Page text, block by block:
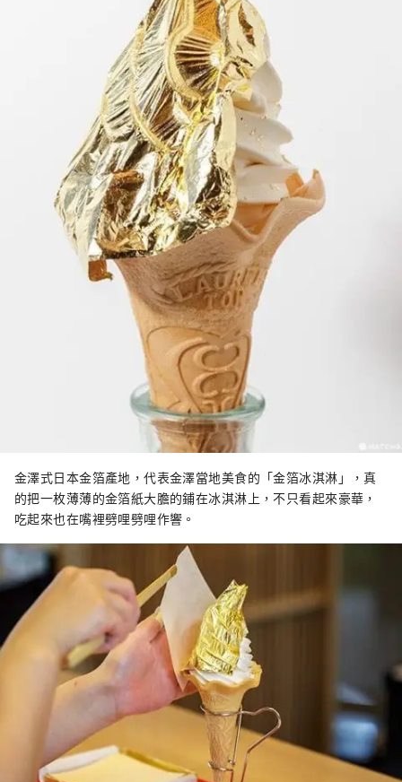
金澤式日本金箔產地，代表金澤當地美食的「金箔冰淇淋」，真
的把一枚薄薄的金箔紙大膽的鋪在冰淇淋上，不只看起來豪華，
吃起來也在嘴裡劈哩劈哩作響。